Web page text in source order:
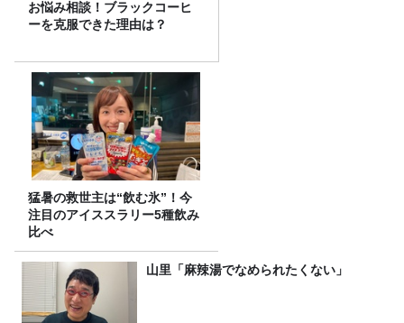
お悩み相談！ブラックコーヒ
ーを克服できた理由は？
猛暑の救世主は“飲む氷”！今
注目のアイススラリー5種飲み
比べ
山里「麻辣湯でなめられたくない」